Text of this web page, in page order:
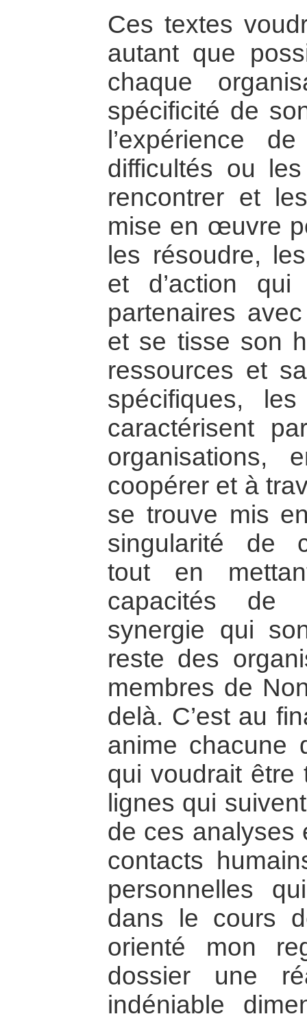
Ces textes
autant que
chaque
spécificité de
l’expérience
difficultés ou
rencontrer et
mise en œuvre
les résoudre,
et d’action
partenaires
et se tisse son
ressources et
spécifiques,
caractérisent
organisations,
coopérer et à
se trouve mis
singularité de
tout en
capacités de
synergie qui
reste des
membres de
delà. C’est au
anime chacune
qui voudrait être
lignes qui
de ces analyses
contacts
personnelles
dans le cours
orienté mon
dossier une
indéniable